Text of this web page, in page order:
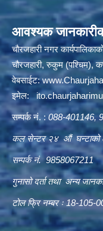
आवश्यक
चौरजहारी नगर
चौरजहारी, रुकुम (पश्चिम),
वेबसाईट:
इमेल:
सम्पर्क नं. : 088-401146,
कल सेन्टर २४ औं घन्टाको
सम्पर्क नं. 9858067211
गुनासो दर्ता तथा अन्य
टोल फ्रि नम्बर ः 18-105-